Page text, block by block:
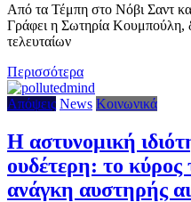
Από τα Τέμπη στο Νόβι Σαντ
Γράφει η Σωτηρία Κουμπούλη,
τελευταίων
Περισσότερα
Απόψεις News Κοινωνικά
Η αστυνομική
ουδέτερη: το
ανάγκη αυστηρής